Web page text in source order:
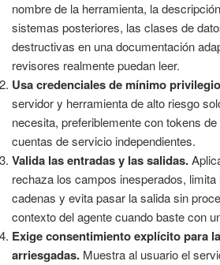
nombre de la herramienta, la
sistemas posteriores, las clases de
destructivas en una documentación
revisores realmente puedan leer.
Usa credenciales de mínimo
servidor y herramienta de alto riesgo
necesita, preferiblemente con tokens
cuentas de servicio independientes.
Valida las entradas y las salidas.
rechaza los campos inesperados, limita
cadenas y evita pasar la salida sin
contexto del agente cuando baste con
Exige consentimiento explícito para
arriesgadas. Muestra al usuario el